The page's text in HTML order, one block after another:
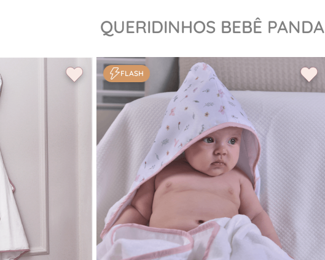
QUERIDINHOS BEBÊ PANDA
FLASH